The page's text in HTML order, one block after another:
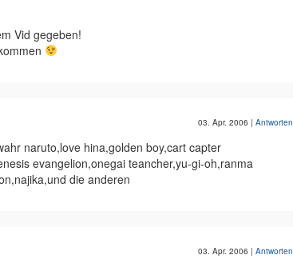
Vid gegeben!
03. Apr. 2006 | Antworten
naruto,love hina,golden boy,cart capter
evangelion,onegai teancher,yu-gi-oh,ranma
die anderen
03. Apr. 2006 | Antworten